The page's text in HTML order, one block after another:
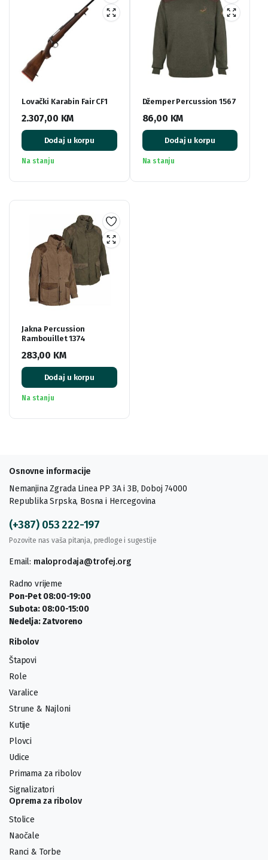
Lovački Karabin Fair CF1
2.307,00 KM
Dodaj u korpu
Na stanju
Džemper Percussion 1567
86,00 KM
Dodaj u korpu
Na stanju
Jakna Percussion
Rambouillet 1374
283,00 KM
Dodaj u korpu
Na stanju
Osnovne informacije
Nemanjina Zgrada Linea PP 3A i 3B, Doboj 74000
Republika Srpska, Bosna i Hercegovina
(+387) 053 222-197
Pozovite nas vaša pitanja, predloge i sugestije
Email: maloprodaja@trofej.org
Radno vrijeme
Pon-Pet 08:00-19:00
Subota: 08:00-15:00
Nedelja: Zatvoreno
Ribolov
Štapovi
Role
Varalice
Strune & Najloni
Kutije
Plovci
Udice
Primama za ribolov
Signalizatori
Oprema za ribolov
Stolice
Naočale
Ranci & Torbe